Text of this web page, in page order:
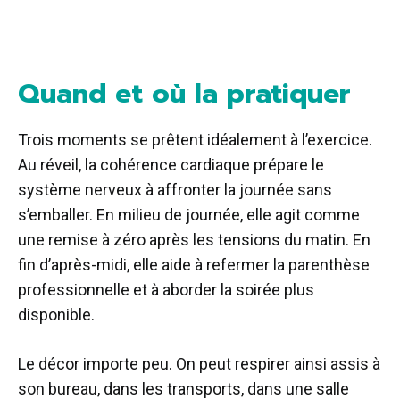
Quand et où la pratiquer
Trois moments se prêtent idéalement à l’exercice.
Au réveil, la cohérence cardiaque prépare le
système nerveux à affronter la journée sans
s’emballer. En milieu de journée, elle agit comme
une remise à zéro après les tensions du matin. En
fin d’après-midi, elle aide à refermer la parenthèse
professionnelle et à aborder la soirée plus
disponible.
Le décor importe peu. On peut respirer ainsi assis à
son bureau, dans les transports, dans une salle